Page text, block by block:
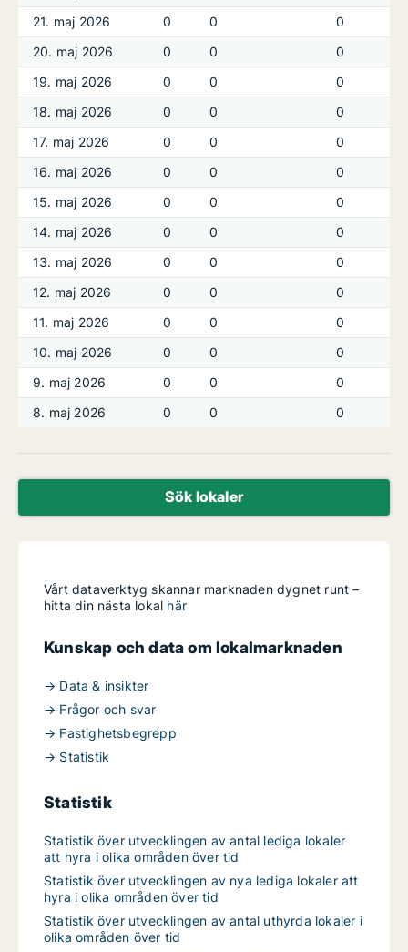
21. maj 2026
0 0
0
20. maj 2026
0 0
0
19. maj 2026
0 0
0
18. maj 2026
0 0
0
17. maj 2026
0 0
0
16. maj 2026
0 0
0
15. maj 2026
0 0
0
14. maj 2026
0 0
0
13. maj 2026
0 0
0
12. maj 2026
0 0
0
11. maj 2026
0 0
0
10. maj 2026
0 0
0
9. maj 2026
0 0
0
8. maj 2026
0 0 0
Sök lokaler
Vårt dataverktyg skannar marknaden dygnet runt –
hitta din nästa lokal här
Kunskap och data om lokalmarknaden
→ Data & insikter
→ Frågor och svar
→ Fastighetsbegrepp
→ Statistik
Statistik
Statistik över utvecklingen av antal lediga lokaler
att hyra i olika områden över tid
Statistik över utvecklingen av nya lediga lokaler att
hyra i olika områden över tid
Statistik över utvecklingen av antal uthyrda lokaler i
olika områden över tid